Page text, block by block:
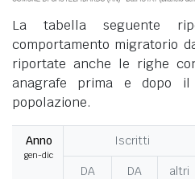
La tabella seguente
comportamento migratorio
riportate anche le righe
anagrafe prima e dopo il
popolazione.
Anno
gen-dic
Iscritti
DA
DA
altri